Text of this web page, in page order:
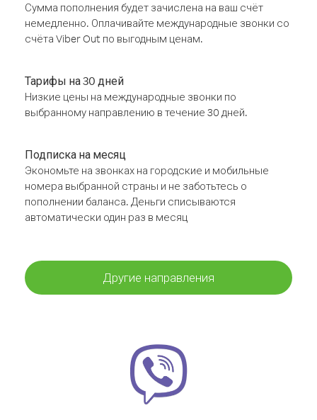
Сумма пополнения будет зачислена на ваш счёт
немедленно. Оплачивайте международные звонки со
счёта Viber Out по выгодным ценам.
Тарифы на 30 дней
Низкие цены на международные звонки по
выбранному направлению в течение 30 дней.
Подписка на месяц
Экономьте на звонках на городские и мобильные
номера выбранной страны и не заботьтесь о
пополнении баланса. Деньги списываются
автоматически один раз в месяц
Другие направления